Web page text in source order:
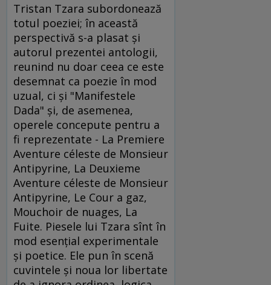
Tristan Tzara subordonează
totul poeziei; în această
perspectivă s-a plasat şi
autorul prezentei antologii,
reunind nu doar ceea ce este
desemnat ca poezie în mod
uzual, ci şi "Manifestele
Dada" şi, de asemenea,
operele concepute pentru a
fi reprezentate - La Premiere
Aventure céleste de Monsieur
Antipyrine, La Deuxieme
Aventure céleste de Monsieur
Antipyrine, Le Cour a gaz,
Mouchoir de nuages, La
Fuite. Piesele lui Tzara sînt în
mod esenţial experimentale
şi poetice. Ele pun în scenă
cuvintele şi noua lor libertate